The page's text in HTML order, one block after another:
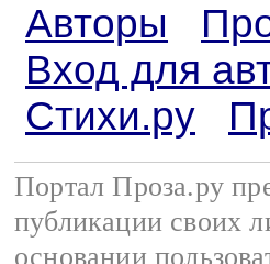
Авторы
Вход для
Стихи.ру
Портал Проза.ру
публикации своих
основании